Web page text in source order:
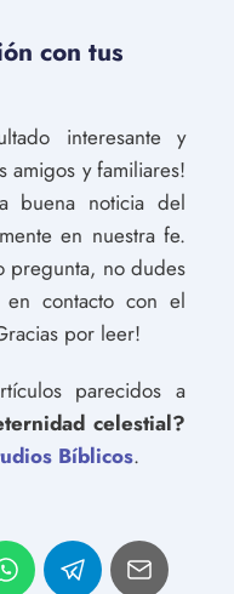
con tus
interesante y
amigos y familiares!
buena noticia del
en nuestra fe.
pregunta, no dudes
contacto con el
por leer!
parecidos a
celestial?
Bíblicos.